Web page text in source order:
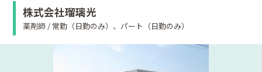
株式会社瑠璃光
薬剤師 / 常勤（日勤のみ）、パート（日勤のみ）